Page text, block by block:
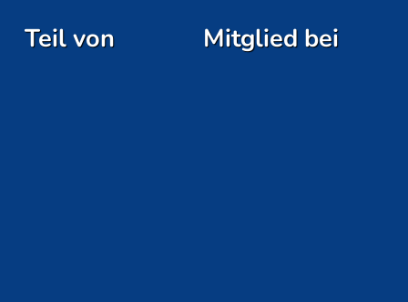
Teil von Mitglied bei